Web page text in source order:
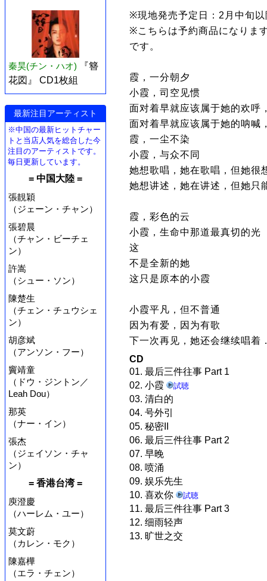
秦昊(チン・ハオ)
『簪
花図』 CD1枚組
最新注目アーティスト
※中国の最新ヒットチャー
トと当店人気を総合した今
注目のアーティストです。
毎日更新しています。
= 中国大陸 =
張靚穎
（ジェーン・チャン）
張碧晨
（チャン・ビーチェ
ン）
許嵩
（シュー・ソン）
陳楚生
（チェン・チュウシェ
ン）
胡彦斌
（アンソン・フー）
竇靖童
（ドウ・ジントン／
Leah Dou）
那英
（ナー・イン）
張杰
（ジェイソン・チャ
ン）
= 香港台湾 =
庾澄慶
（ハーレム・ユー）
莫文蔚
（カレン・モク）
陳嘉樺
（エラ・チェン）
※現地発売予定日：2月中旬以
※こちらは予約商品になりま
です。
霞，一分朝夕
小霞，司空见惯
面对着早就应该属于她的欢呼
面对着早就应该属于她的呐喊
霞，一尘不染
小霞，与众不同
她想歌唱，她在歌唱，但她很
她想讲述，她在讲述，但她只
霞，彩色的云
小霞，生命中那道最真切的光
这
不是全新的她
这只是原本的小霞
小霞平凡，但不普通
因为有爱，因为有歌
下一次再见，她还会继续唱着
CD
01. 最后三件往事 Part 1
02. 小霞
試聴
03. 清白的
04. 号外引
05. 秘密II
06. 最后三件往事 Part 2
07. 早晚
08. 喷涌
09. 娱乐先生
10. 喜欢你
試聴
11. 最后三件往事 Part 3
12. 细雨轻声
13. 旷世之交